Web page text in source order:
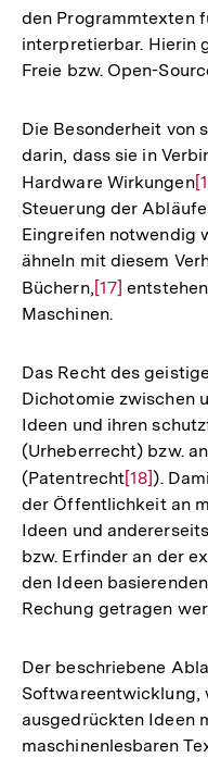
den Programmtexten
interpretierbar. Hierin
Freie bzw. Open-
Die Besonderheit von
darin, dass sie in
Hardware Wirkungen
Steuerung der
Eingreifen notwendig
ähneln mit diesem
Büchern, Zur
Auflösung
Fußnote
[17]
Maschinen.
Das Recht des
Dichotomie zwischen
Ideen und ihren
(Urheberrecht) bzw.
(PatentrechtZur
Auflösung
der
Fußnote
[18] ).
der Öffentlichkeit an
Ideen und
bzw. Erfinder an der
den Ideen
Rechung getragen
Der beschriebene
Softwareentwicklung,
ausgedrückten Ideen
maschinenlesbaren